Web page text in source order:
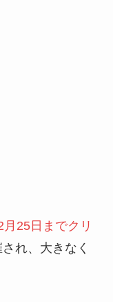
月25日までクリ
れ、大きなく